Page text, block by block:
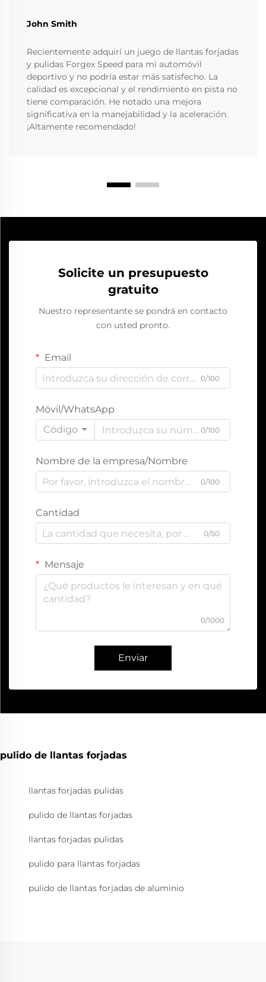
John Smith
Recientemente adquirí un juego de llantas forjadas
y pulidas Forgex Speed para mi automóvil
deportivo y no podría estar más satisfecho. La
calidad es excepcional y el rendimiento en pista no
tiene comparación. He notado una mejora
significativa en la manejabilidad y la aceleración.
¡Altamente recomendado!
Solicite un presupuesto
gratuito
Nuestro representante se pondrá en contacto
con usted pronto.
Email
0/100
Móvil/WhatsApp
Código
0/100
Nombre de la empresa/Nombre
0/100
Cantidad
0/50
Mensaje
0/1000
Enviar
pulido de llantas forjadas
llantas forjadas pulidas
pulido de llantas forjadas
llantas forjadas pulidas
pulido para llantas forjadas
pulido de llantas forjadas de aluminio